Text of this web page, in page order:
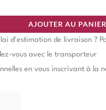
AJOUTER AU PANIER
d'estimation de livraison ?
vous avec le transporteur
en vous inscrivant à la